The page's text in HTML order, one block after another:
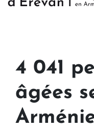
4 041
âgées